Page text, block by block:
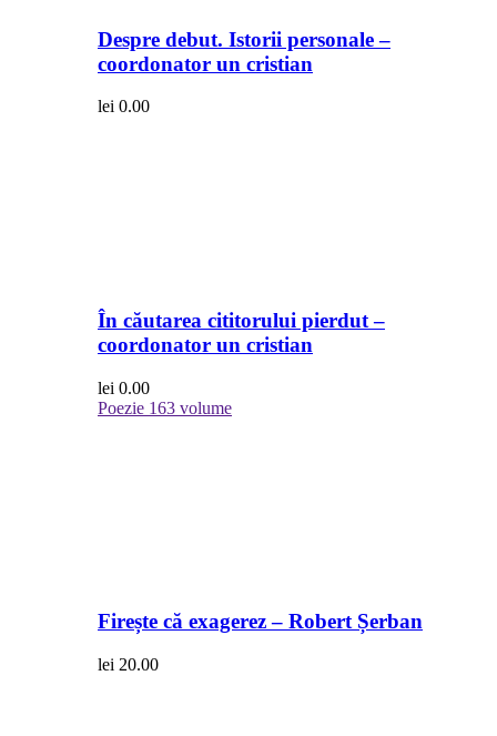
Despre debut. Istorii personale –
coordonator un cristian
lei 0.00
În căutarea cititorului pierdut –
coordonator un cristian
lei 0.00
Poezie 163 volume
Firește că exagerez – Robert Șerban
lei 20.00